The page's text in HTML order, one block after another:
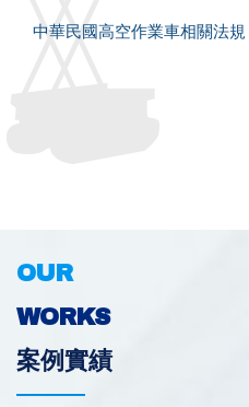
中華民國高空作業車相關法規
OUR
WORKS
案例實績